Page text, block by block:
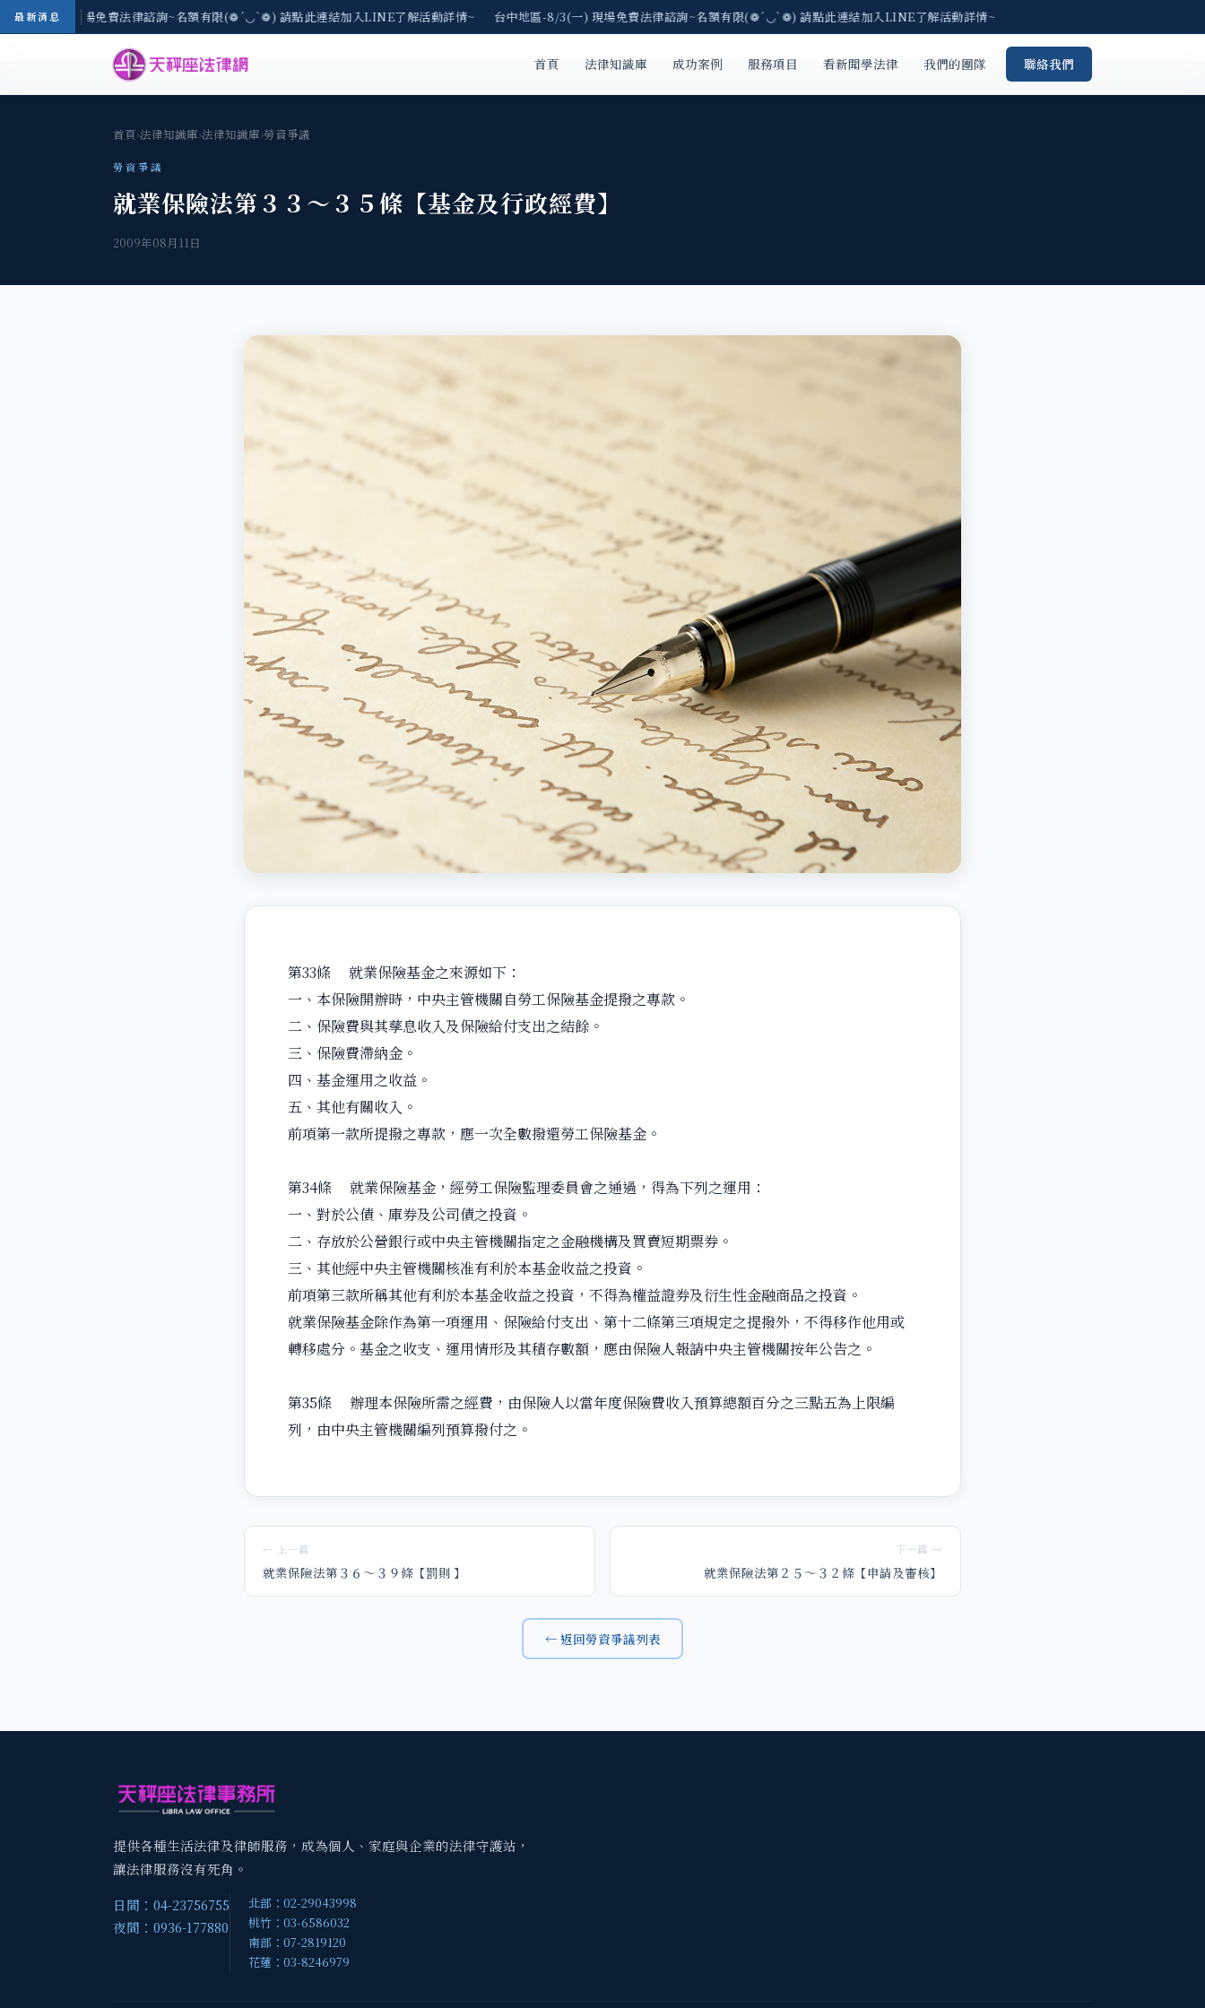
最新消息
-8/3(一) 現場免費法律諮詢~名額有限(❁´◡`❁) 請點此連結加入LINE了解活動詳情~ 台中地區-8/3(一) 現場免費法律諮詢~名額有限(❁´◡`❁) 請點此連結加入LINE了解活動詳情~
首頁 法律知識庫 成功案例 服務項目 看新聞學法律 我們的團隊 聯絡我們
首頁›法律知識庫›法律知識庫›勞資爭議
勞資爭議
就業保險法第３３～３５條【基金及行政經費】
2009年08月11日
第33條 就業保險基金之來源如下：
一、本保險開辦時，中央主管機關自勞工保險基金提撥之專款。
二、保險費與其孳息收入及保險給付支出之結餘。
三、保險費滯納金。
四、基金運用之收益。
五、其他有關收入。
前項第一款所提撥之專款，應一次全數撥還勞工保險基金。
第34條 就業保險基金，經勞工保險監理委員會之通過，得為下列之運用：
一、對於公債、庫券及公司債之投資。
二、存放於公營銀行或中央主管機關指定之金融機構及買賣短期票券。
三、其他經中央主管機關核准有利於本基金收益之投資。
前項第三款所稱其他有利於本基金收益之投資，不得為權益證券及衍生性金融商品之投資。
就業保險基金除作為第一項運用、保險給付支出、第十二條第三項規定之提撥外，不得移作他用或
轉移處分。基金之收支、運用情形及其積存數額，應由保險人報請中央主管機關按年公告之。
第35條 辦理本保險所需之經費，由保險人以當年度保險費收入預算總額百分之三點五為上限編
列，由中央主管機關編列預算撥付之。
← 上一篇
就業保險法第３６～３９條【罰則 】
下一篇 →
就業保險法第２５～３２條【申請及審核】
← 返回勞資爭議列表
提供各種生活法律及律師服務，成為個人、家庭與企業的法律守護站，
讓法律服務沒有死角。
日間：04-23756755
夜間：0936-177880
北部：02-29043998
桃竹：03-6586032
南部：07-2819120
花蓮：03-8246979